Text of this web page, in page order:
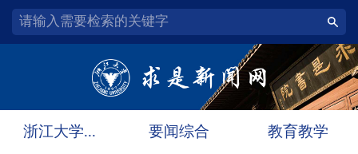
浙江大学... 要闻综合 教育教学